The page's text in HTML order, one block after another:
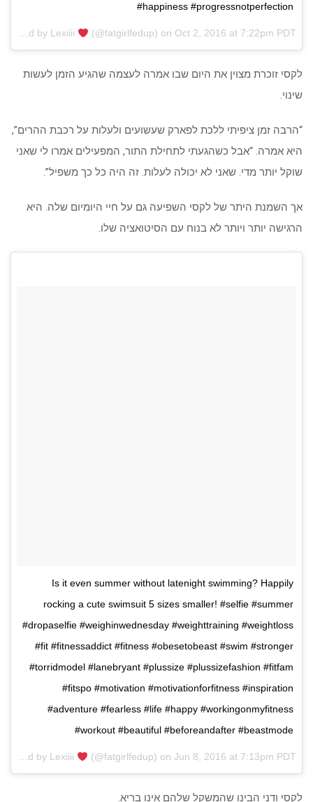
#happiness #progressnotperfection
(@fatgirlfedup) on Oct 2, 2016 at 7:22pm PDT
לקסי זוכרת מצוין את היום שבו אמרה לעצמה שהגיע הזמן לעשות
שינוי.
“הרבה זמן ציפיתי ללכת לפארק שעשועים ולעלות על רכבת ההרים”,
היא אמרה. “אבל כשהגעתי לתחילת התור, המפעילים אמרו לי שאני
שוקל יותר מדי. שאני לא יכולה לעלות. זה היה כל כך משפיל”.
אך השמנת היתר של לקסי השפיעה גם על חיי היומיום שלה. היא
הרגישה יותר ויותר לא בנוח עם הסיטואציה שלו.
Is it even summer without latenight swimming? Happily
rocking a cute swimsuit 5 sizes smaller! #selfie #summer
#dropaselfie #weighinwednesday #weighttraining #weightloss
#fit #fitnessaddict #fitness #obesetobeast #swim #stronger
#torridmodel #lanebryant #plussize #plussizefashion #fitfam
#fitspo #motivation #motivationforfitness #inspiration
#adventure #fearless #life #happy #workingonmyfitness
#workout #beautiful #beforeandafter #beastmode
(@fatgirlfedup) on Jun 8, 2016 at 7:13pm PDT
לקסי ודני הבינו שהמשקל שלהם אינו בריא.